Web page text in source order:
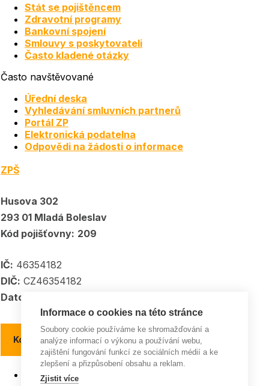
Stát se pojištěncem
Zdravotní programy
Bankovní spojení
Smlouvy s poskytovateli
Často kladené otázky
Často navštěvované
Úřední deska
Vyhledávání smluvních partnerů
Portál ZP
Elektronická podatelna
Odpovědi na žádosti o informace
ZPŠ
Husova 302
293 01 Mladá Boleslav
Kód pojišťovny: 209
IČ: 46354182
DIČ: CZ46354182
Datové schránka:
Kontakty a kontaktní místa
Pojišťovna roku
Informace o cookies na této stránce
Soubory cookie používáme ke shromažďování a
analýze informací o výkonu a používání webu,
zajištění fungování funkcí ze sociálních médií a ke
zlepšení a přizpůsobení obsahu a reklam.
Zjistit více